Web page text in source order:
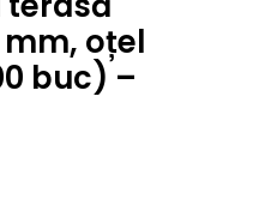
oțel
buc) –